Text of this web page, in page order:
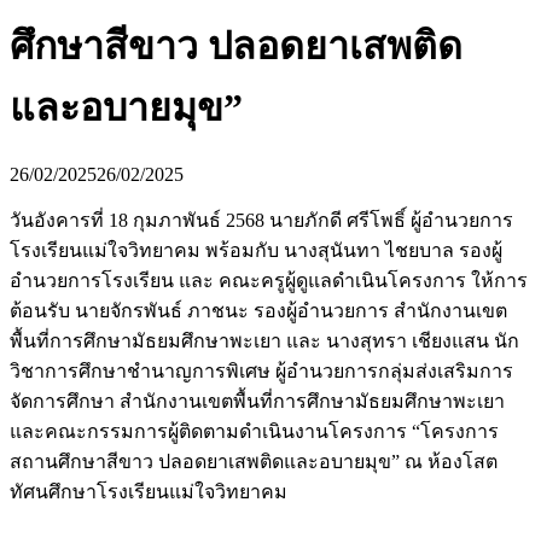
ศึกษาสีขาว ปลอดยาเสพติด
และอบายมุข”
26/02/202526/02/2025
วันอังคารที่ 18 กุมภาพันธ์ 2568 นายภักดี ศรีโพธิ์ ผู้อำนวยการ
โรงเรียนแม่ใจวิทยาคม พร้อมกับ นางสุนันทา ไชยบาล รองผู้
อำนวยการโรงเรียน และ คณะครูผู้ดูแลดำเนินโครงการ ให้การ
ต้อนรับ นายจักรพันธ์ ภาชนะ รองผู้อำนวยการ สำนักงานเขต
พื้นที่การศึกษามัธยมศึกษาพะเยา และ นางสุทรา เชียงแสน นัก
วิชาการศึกษาชำนาญการพิเศษ ผู้อำนวยการกลุ่มส่งเสริมการ
จัดการศึกษา สำนักงานเขตพื้นที่การศึกษามัธยมศึกษาพะเยา
และคณะกรรมการผู้ติดตามดำเนินงานโครงการ “โครงการ
สถานศึกษาสีขาว ปลอดยาเสพติดและอบายมุข” ณ ห้องโสต
ทัศนศึกษาโรงเรียนแม่ใจวิทยาคม